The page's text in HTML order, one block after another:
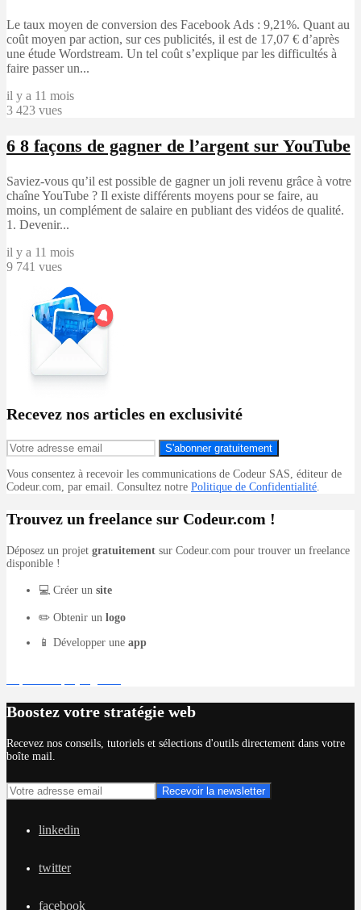
Le taux moyen de conversion des Facebook Ads : 9,21%. Quant au
coût moyen par action, sur ces publicités, il est de 17,07 € d’après
une étude Wordstream. Un tel coût s’explique par les difficultés à
faire passer un...
il y a 11 mois
3 423 vues
6 8 façons de gagner de l’argent sur YouTube
Saviez-vous qu’il est possible de gagner un joli revenu grâce à votre
chaîne YouTube ? Il existe différents moyens pour se faire, au
moins, un complément de salaire en publiant des vidéos de qualité.
1. Devenir...
il y a 11 mois
9 741 vues
Recevez nos articles en exclusivité
S'abonner gratuitement
Vous consentez à recevoir les communications de Codeur SAS, éditeur de
Codeur.com, par email. Consultez notre Politique de Confidentialité
Trouvez un freelance sur Codeur.com !
Déposez un projet gratuitement sur Codeur.com pour trouver un freelance
disponible !
💻 Créer un site
✏️ Obtenir un logo
📱 Développer une app
Boostez votre stratégie web
Recevez nos conseils, tutoriels et sélections d'outils directement dans votre
boîte mail.
linkedin
twitter
facebook